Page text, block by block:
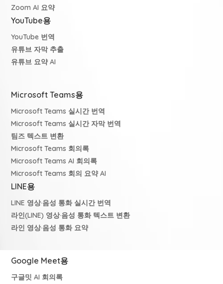
Zoom AI 요약
YouTube용
YouTube 번역
유튜브 자막 추출
유튜브 요약 AI
Microsoft Teams용
Microsoft Teams 실시간 번역
Microsoft Teams 실시간 자막 번역
팀즈 텍스트 변환
Microsoft Teams 회의록
Microsoft Teams AI 회의록
Microsoft Teams 회의 요약 AI
LINE용
LINE 영상·음성 통화 실시간 번역
라인(LINE) 영상·음성 통화 텍스트 변환
라인 영상·음성 통화 요약
Google Meet용
구글밋 AI 회의록